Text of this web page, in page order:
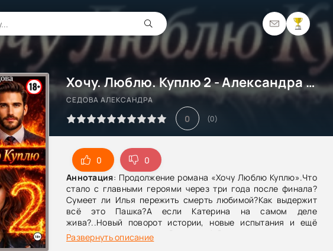
Хочу. Люблю. Куплю 2 - Александра Седова
СЕДОВА АЛЕКСАНДРА
0 (0)
0
0
Аннотация: Продолжение романа «Хочу Люблю Куплю».Что
стало с главными героями через три года после финала?
Сумеет ли Илья пережить смерть любимой?Как выдержит
всё это Пашка?А если Катерина на самом деле
жива?..Новый поворот истории, новые испытания и ещё
более сильные эмоции.Внимание! В тексте присутствует
нецензурная брань!Публикуется в авторской редакции с
Развернуть описание